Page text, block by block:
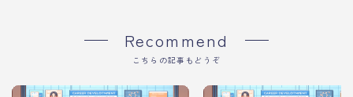
Recommend
こちらの記事もどうぞ